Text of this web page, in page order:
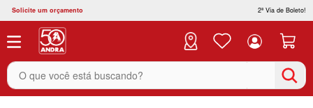
Solicite um orçamento 2ª Via de Boleto!
O que você está buscando?